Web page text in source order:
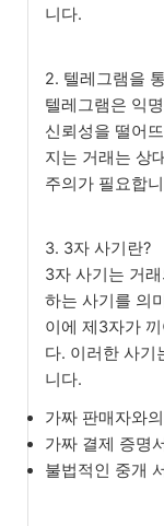
니다.
2. 텔레그램을
텔레그램은 익
신뢰성을 떨어
지는 거래는 상
주의가 필요합
3. 3자 사기란?
3자 사기는 거
하는 사기를 의
이에 제3자가
다. 이러한 사기
니다.
가짜 판매자와
가짜 결제 증명
불법적인 중개